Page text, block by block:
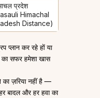
प्रदेश
Himachal
Distance)
प्लान कर रहे हों या
सफर हमेशा खास
का ज़रिया नहीं है —
बादल और हर हवा का